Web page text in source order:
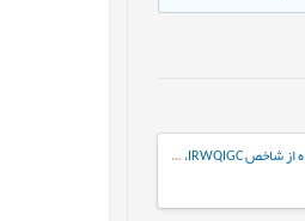
پایش وضعیت کیفی آب زیرزمینی، با استفاده از شاخص IRWQIGC، مطالعه موردی: دشت فریمان، تربت جام